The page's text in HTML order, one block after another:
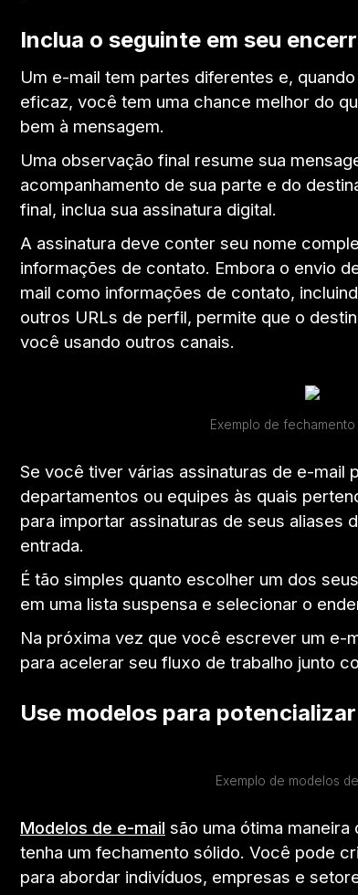
Inclua o seguinte em seu
Um e-mail tem partes diferentes e,
eficaz, você tem uma chance melhor do
bem à mensagem.
Uma observação final resume sua
acompanhamento de sua parte e do
final, inclua sua assinatura digital.
A assinatura deve conter seu nome
informações de contato. Embora o envio
mail como informações de contato,
outros URLs de perfil, permite que o
você usando outros canais.
Exemplo de fechamento
Se você tiver várias assinaturas de e-mail
departamentos ou equipes às quais
para importar assinaturas de seus aliases
entrada.
É tão simples quanto escolher um dos
em uma lista suspensa e selecionar o
Na próxima vez que você escrever um e-
para acelerar seu fluxo de trabalho junto
Use modelos para
Exemplo de modelos
Modelos de e-mail são uma ótima
tenha um fechamento sólido. Você pode
para abordar indivíduos, empresas e